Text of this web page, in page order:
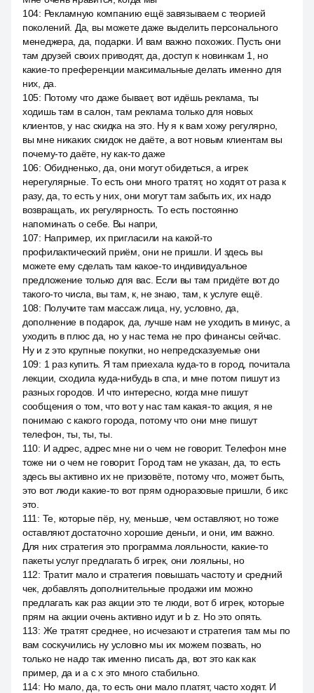
104: Рекламную компанию ещё завязываем с теорией
поколений. Да, вы можете даже выделить персонального
менеджера, да, подарки. И вам важно похожих. Пусть они
там друзей своих приводят, да, доступ к новинкам 1, но
какие-то преференции максимальные делать именно для
них, да.
105: Потому что даже бывает, вот идёшь реклама, ты
ходишь там в салон, там реклама только для новых
клиентов, у нас скидка на это. Ну я к вам хожу регулярно,
вы мне никаких скидок не даёте, а вот новым клиентам вы
почему-то даёте, ну как-то даже
106: Обидненько, да, они могут обидеться, а игрек
нерегулярные. То есть они много тратят, но ходят от раза к
разу, да, то есть у них, они могут там забыть их, их надо
возвращать, их регулярность. То есть постоянно
напоминать о себе. Вы напри,
107: Например, их пригласили на какой-то
профилактический приём, они не пришли. И здесь вы
можете ему сделать там какое-то индивидуальное
предложение только для вас. Если вы там придёте вот до
такого-то числа, вы там, к, не знаю, там, к услуге ещё.
108: Получите там массаж лица, ну, условно, да,
дополнение в подарок, да, лучше нам не уходить в минус, а
уходить в плюс да, но у нас тема не про финансы сейчас.
Ну и z это крупные покупки, но непредсказуемые они
109: 1 раз купить. Я там приехала куда-то в город, почитала
лекции, сходила куда-нибудь в спа, и мне потом пишут из
разных городов. И что интересно, когда мне пишут
сообщения о том, что вот у нас там какая-то акция, я не
понимаю с какого города, потому что они мне пишут
телефон, ты, ты, ты.
110: И адрес, адрес мне ни о чем не говорит. Телефон мне
тоже ни о чем не говорит. Город там не указан, да, то есть
здесь вы активно их не призовёте, потому что, может быть,
это вот люди какие-то вот прям одноразовые пришли, б икс
это.
111 : Те, которые пёр, ну, меньше, чем оставляют, но тоже
оставляют достаточно хорошие деньги, и они, им важно.
Для них стратегия это программа лояльности, какие-то
пакеты услуг предлагать б игрек, они лояльны, но
112: Тратит мало и стратегия повышать частоту и средний
чек, добавлять дополнительные продажи им можно
предлагать как раз акции это те люди, вот б игрек, которые
прям на акции очень активно идут и b z. Но это опять.
113: Же тратят среднее, но исчезают и стратегия там мы по
вам соскучились ну условно мы их можем позвать, но
только не надо так именно писать да, вот это как как
пример, да и а с x это много стабильно.
114: Но мало, да, то есть они мало платят, часто ходят. И